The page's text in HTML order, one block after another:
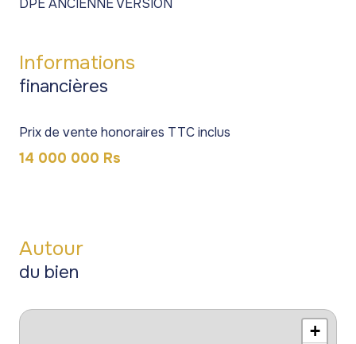
DPE ANCIENNE VERSION
Informations
financières
Prix de vente honoraires TTC inclus
14 000 000 Rs
Autour
du bien
+